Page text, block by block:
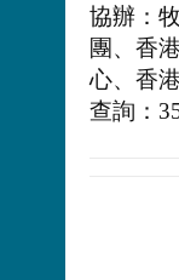
協辦：
團、香
心、香
查詢：